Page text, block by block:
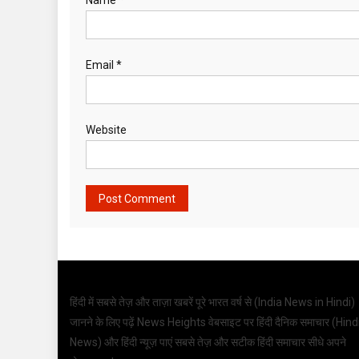
Email *
Website
हिंदी में सबसे तेज़ और ताज़ा खबरें पूरे भारत वर्ष से ( India News in Hindi)
जानने के लिए पढ़ें News Heights वेबसाइट पर हिंदी दैनिक समाचार (
News) और हिंदी न्यूज़ पाएं सबसे तेज़ और सटीक हिंदी समाचार सीधे अपने